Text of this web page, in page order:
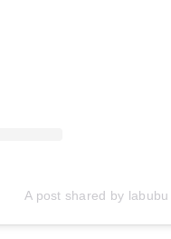
A post shared by